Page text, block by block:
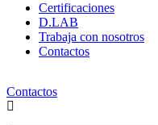
Certificaciones
D.LAB
Trabaja con nosotros
Contactos
Contactos